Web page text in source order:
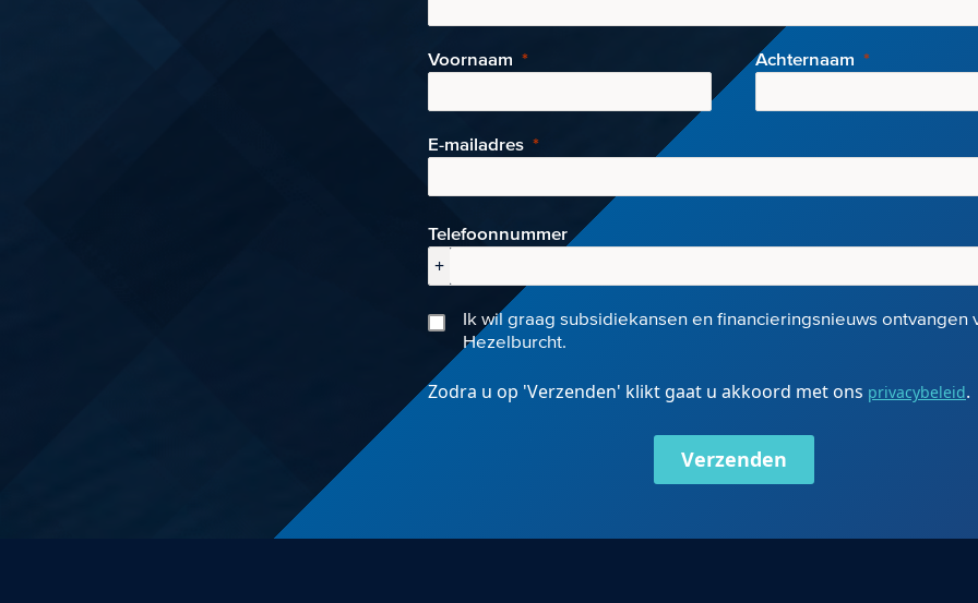
Voornaam Achternaam
E-mailadres
Telefoonnummer
+
Ik wil graag subsidiekansen en financieringsnieuws ontvangen
Hezelburcht.
Zodra u op 'Verzenden' klikt gaat u akkoord met ons privacybeleid.
Verzenden